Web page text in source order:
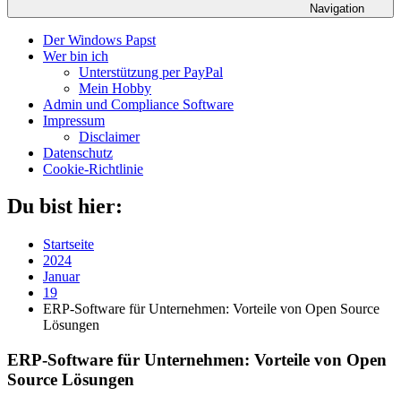
Navigation
Der Windows Papst
Wer bin ich
Unterstützung per PayPal
Mein Hobby
Admin und Compliance Software
Impressum
Disclaimer
Datenschutz
Cookie-Richtlinie
Du bist hier:
Startseite
2024
Januar
19
ERP-Software für Unternehmen: Vorteile von Open Source
Lösungen
ERP-Software für Unternehmen: Vorteile von Open
Source Lösungen